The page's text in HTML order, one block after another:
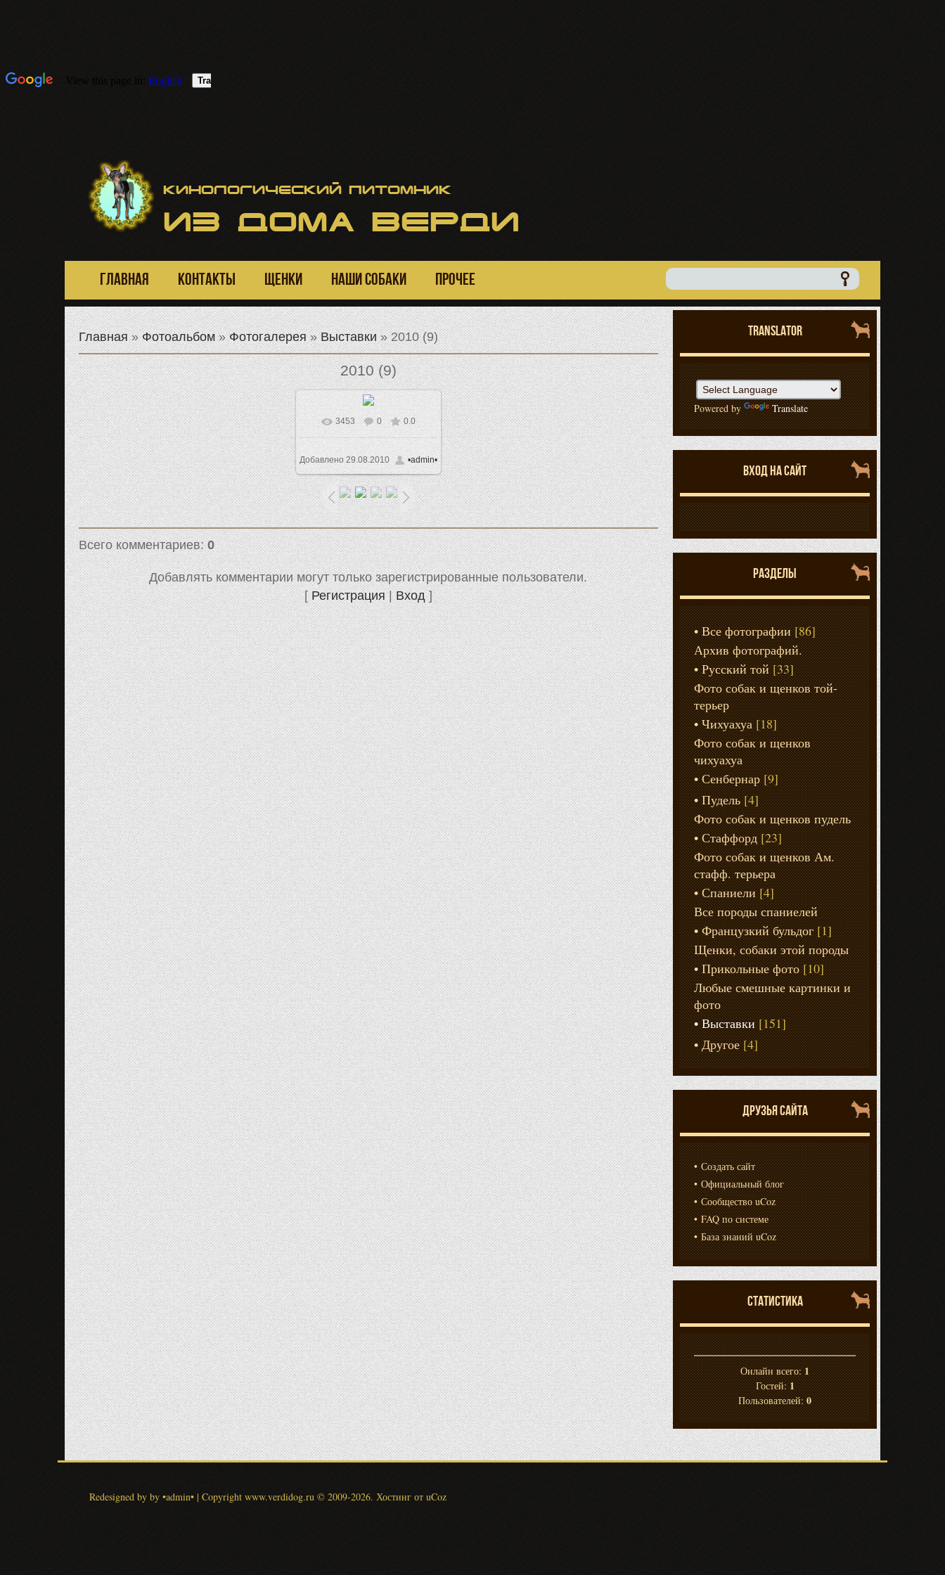
Кинологический питомник
ИЗ ДОМА ВЕРДИ
ГЛАВНАЯ КОНТАКТЫ ЩЕНКИ НАШИ СОБАКИ ПРОЧЕЕ
Главная»Фотоальбом»Фотогалерея»Выставки» 2010 (9)
2010 (9)
В реальном размере
1024x768/ 103.8Kb
3453 0 0.0
Добавлено29.08.2010 •admin•
Всего комментариев:0
Добавлять комментарии могут только зарегистрированные пользователи.
[Регистрация|Вход]
TRANSLATOR
Powered by Translate
ВХОД НА САЙТ
РАЗДЕЛЫ
Все фотографии [86]
Архив фотографий.
Русский той [33]
Фото собак и щенков той-
терьер
Чихуахуа [18]
Фото собак и щенков
чихуахуа
Сенбернар [9]
Пудель [4]
Фото собак и щенков пудель
Стаффорд [23]
Фото собак и щенков Ам.
стафф. терьера
Спаниели [4]
Все породы спаниелей
Французкий бульдог [1]
Щенки, собаки этой породы
Прикольные фото [10]
Любые смешные картинки и
фото
Выставки [151]
Другое [4]
ДРУЗЬЯ САЙТА
Создать сайт
Официальный блог
Сообщество uCoz
FAQ по системе
База знаний uCoz
СТАТИСТИКА
Онлайн всего:1
Гостей:1
Пользователей:0
Redesigned by by •admin• | Copyright www.verdidog.ru © 2009-2026. Хостинг от uCoz